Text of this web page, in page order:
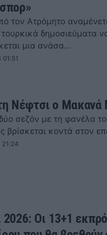
τον Ατρόμητο
δημοσιεύματα
μια ανάσα…
01:51
Νέφτσι ο
σεζόν με τη φανέλα
βρίσκεται κοντά στον
21:24
2026: Οι 13+1